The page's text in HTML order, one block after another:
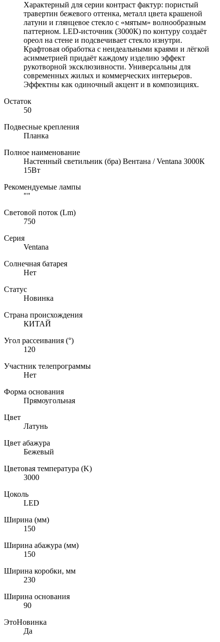
Характерный для серии контраст фактур: пористый
травертин бежевого оттенка, металл цвета крашеной
латуни и глянцевое стекло с «мятым» волнообразным
паттерном. LED-источник (3000К) по контуру создаёт
ореол на стене и подсвечивает стекло изнутри.
Крафтовая обработка с неидеальными краями и лёгкой
асимметрией придаёт каждому изделию эффект
рукотворной эксклюзивности. Универсальны для
современных жилых и коммерческих интерьеров.
Эффектны как одиночный акцент и в композициях.
Остаток
50
Подвесные крепления
Планка
Полное наименование
Настенный светильник (бра) Вентана / Ventana 3000К
15Вт
Рекомендуемые лампы
""
Световой поток (Lm)
750
Серия
Ventana
Солнечная батарея
Нет
Статус
Новинка
Страна происхождения
КИТАЙ
Угол рассеивания (°)
120
Участник телепрограммы
Нет
Форма основания
Прямоугольная
Цвет
Латунь
Цвет абажура
Бежевый
Цветовая температура (K)
3000
Цоколь
LED
Ширина (мм)
150
Ширина абажура (мм)
150
Ширина коробки, мм
230
Ширина основания
90
ЭтоНовинка
Да